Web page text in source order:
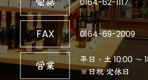
FAX 0164-69-2009
営業
平日・土 10:00 ～
※日祝 定休日